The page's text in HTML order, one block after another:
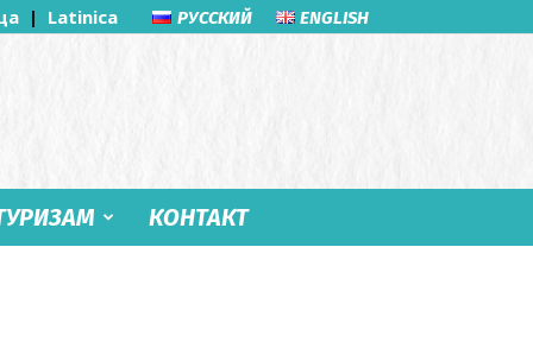
| Latinica РУССКИЙ ENGLISH
КОНТАКТ